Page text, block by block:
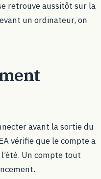
retrouve aussitôt sur la
un ordinateur, on
avant la sortie du
vérifie que le compte a
Un compte tout